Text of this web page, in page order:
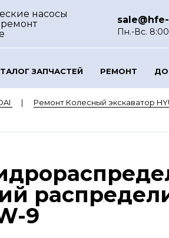
насосы
Пн.-Вс.
ЗАПЧАСТЕЙ РЕМОНТ
Ремонт Колесный экскаватор
9